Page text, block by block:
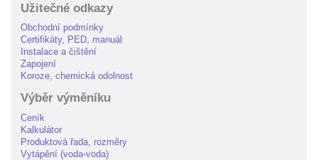
Užitečné odkazy
Obchodní podmínky
Certifikáty, PED, manuál
Instalace a čištění
Zapojení
Koroze, chemická odolnost
Výběr výměníku
Ceník
Kalkulátor
Produktová řada, rozměry
Vytápění (voda-voda)